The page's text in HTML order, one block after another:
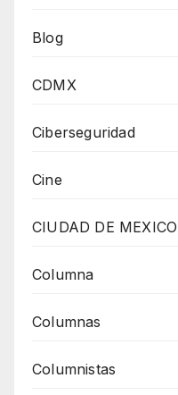
Blog
CDMX
Ciberseguridad
Cine
CIUDAD DE MEXICO
Columna
Columnas
Columnistas